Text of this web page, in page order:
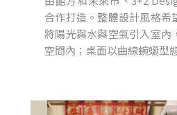
合作打造。整體設計風格希
將陽光與水與空氣引入室內
空間內；桌面以曲線蜿蜒型